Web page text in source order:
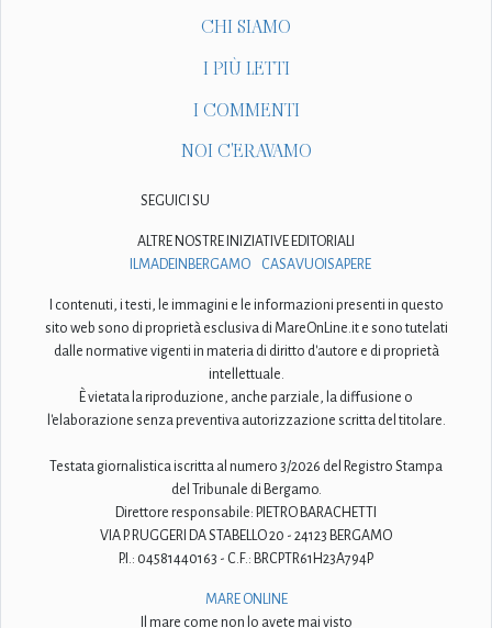
CHI SIAMO
I PIÙ LETTI
I COMMENTI
NOI C'ERAVAMO
SEGUICI SU
ALTRE NOSTRE INIZIATIVE EDITORIALI
ILMADEINBERGAMO
CASAVUOISAPERE
I contenuti, i testi, le immagini e le informazioni presenti in questo
sito web sono di proprietà esclusiva di MareOnLine.it e sono tutelati
dalle normative vigenti in materia di diritto d'autore e di proprietà
intellettuale.
È vietata la riproduzione, anche parziale, la diffusione o
l'elaborazione senza preventiva autorizzazione scritta del titolare.
Testata giornalistica iscritta al numero 3/2026 del Registro Stampa
del Tribunale di Bergamo.
Direttore responsabile: PIETRO BARACHETTI
VIA P. RUGGERI DA STABELLO 20 - 24123 BERGAMO
P.I.: 04581440163 - C.F.: BRCPTR61H23A794P
MARE ONLINE
Il mare come non lo avete mai visto